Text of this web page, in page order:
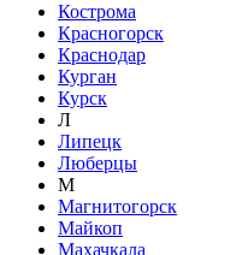
Кострома
Красногорск
Краснодар
Курган
Курск
Л
Липецк
Люберцы
М
Магнитогорск
Майкоп
Махачкала